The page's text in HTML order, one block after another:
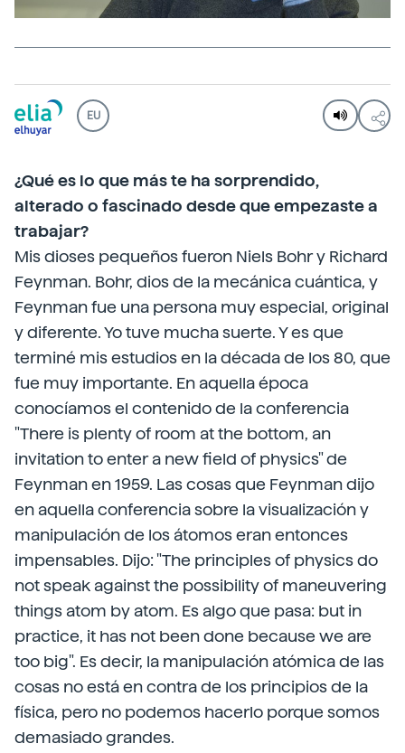
EU
¿Qué es lo que más te ha sorprendido,
alterado o fascinado desde que empezaste a
trabajar?
Mis dioses pequeños fueron Niels Bohr y Richard
Feynman. Bohr, dios de la mecánica cuántica, y
Feynman fue una persona muy especial, original
y diferente. Yo tuve mucha suerte. Y es que
terminé mis estudios en la década de los 80, que
fue muy importante. En aquella época
conocíamos el contenido de la conferencia
"There is plenty of room at the bottom, an
invitation to enter a new field of physics" de
Feynman en 1959. Las cosas que Feynman dijo
en aquella conferencia sobre la visualización y
manipulación de los átomos eran entonces
impensables. Dijo: "The principles of physics do
not speak against the possibility of maneuvering
things atom by atom. Es algo que pasa: but in
practice, it has not been done because we are
too big". Es decir, la manipulación atómica de las
cosas no está en contra de los principios de la
física, pero no podemos hacerlo porque somos
demasiado grandes.